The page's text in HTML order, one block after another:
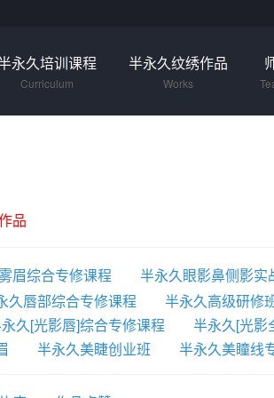
永久培训课程
Curriculum
半永久纹绣作品
Works
品
眉综合专修课程 半永久眼影鼻侧影实
久唇部综合专修课程 半永久高级研修
久[光影唇]综合专修课程 半永久[光影
半永久美睫创业班 半永久美瞳线